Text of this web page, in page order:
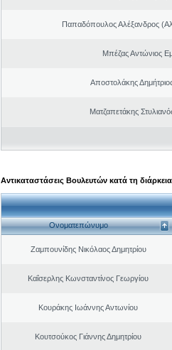
Παπαδόπουλος Αλέξανδρος
Μπέζας Αντώνιος
Αποστολάκης
Ματζαπετάκης
Αντικαταστάσεις Βουλευτών κατά τη
Ονοματεπώνυμο
Ζαμπουνίδης Νικόλαος Δημητρίου
Καΐσερλης Κωνσταντίνος Γεωργίου
Κουράκης Ιωάννης Αντωνίου
Κουτσούκος Γιάννης Δημητρίου